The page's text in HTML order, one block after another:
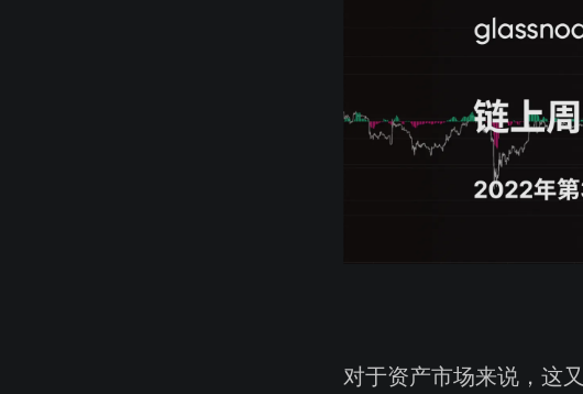
对于资产市场来说，这